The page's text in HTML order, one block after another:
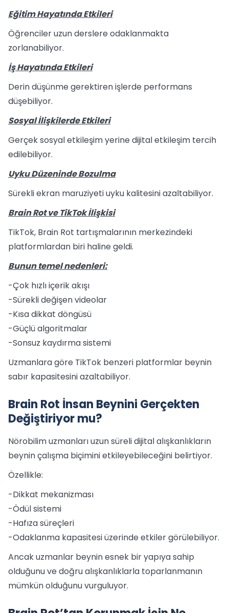
Eğitim Hayatında Etkileri
Öğrenciler uzun derslere odaklanmakta
zorlanabiliyor.
İş Hayatında Etkileri
Derin düşünme gerektiren işlerde performans
düşebiliyor.
Sosyal İlişkilerde Etkileri
Gerçek sosyal etkileşim yerine dijital etkileşim tercih
edilebiliyor.
Uyku Düzeninde Bozulma
Sürekli ekran maruziyeti uyku kalitesini azaltabiliyor.
Brain Rot ve TikTok İlişkisi
TikTok, Brain Rot tartışmalarının merkezindeki
platformlardan biri haline geldi.
Bunun temel nedenleri:
-Çok hızlı içerik akışı
-Sürekli değişen videolar
-Kısa dikkat döngüsü
-Güçlü algoritmalar
-Sonsuz kaydırma sistemi
Uzmanlara göre TikTok benzeri platformlar beynin
sabır kapasitesini azaltabiliyor.
Brain Rot İnsan Beynini Gerçekten
Değiştiriyor mu?
Nörobilim uzmanları uzun süreli dijital alışkanlıkların
beynin çalışma biçimini etkileyebileceğini belirtiyor.
Özellikle:
-Dikkat mekanizması
-Ödül sistemi
-Hafıza süreçleri
-Odaklanma kapasitesi üzerinde etkiler görülebiliyor.
Ancak uzmanlar beynin esnek bir yapıya sahip
olduğunu ve doğru alışkanlıklarla toparlanmanın
mümkün olduğunu vurguluyor.